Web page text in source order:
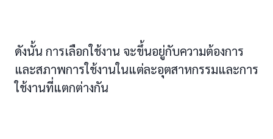
ดังนั้น การเลือกใช้งาน จะขึ้นอยู่กับความต้องการ
และสภาพการใช้งานในแต่ละอุตสาหกรรมและการ
ใช้งานที่แตกต่างกัน